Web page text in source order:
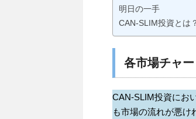
明日の一手
CAN-SLIM投資とは
各市場チャ
CAN-SLIM投資にお
も市場の流れが悪け